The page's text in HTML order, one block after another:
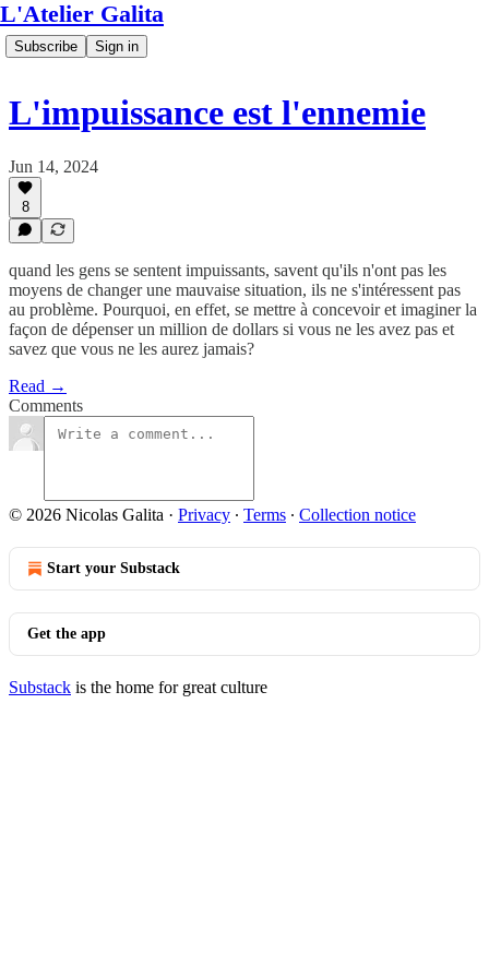
L'Atelier Galita
Subscribe Sign in
L'impuissance est l'ennemie
Jun 14, 2024
8
quand les gens se sentent impuissants, savent qu'ils n'ont pas les
moyens de changer une mauvaise situation, ils ne s'intéressent pas
au problème. Pourquoi, en effet, se mettre à concevoir et imaginer la
façon de dépenser un million de dollars si vous ne les avez pas et
savez que vous ne les aurez jamais?
Read →
Comments
© 2026 Nicolas Galita · Privacy ∙ Terms ∙ Collection notice
Start your Substack
Get the app
Substack is the home for great culture